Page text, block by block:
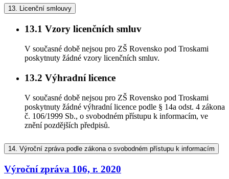
13. Licenční smlouvy
13.1 Vzory licenčních smluv
V současné době nejsou pro ZŠ Rovensko pod Troskami
poskytnuty žádné vzory licenčních smluv.
13.2 Výhradní licence
V současné době nejsou pro ZŠ Rovensko pod Troskami
poskytnuty žádné výhradní licence podle § 14a odst. 4 zákona
č. 106/1999 Sb., o svobodném přístupu k informacím, ve
znění pozdějších předpisů.
14. Výroční zpráva podle zákona o svobodném přístupu k informacím
Výroční zpráva 106, r. 2020